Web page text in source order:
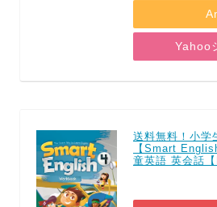
Yahoo
送料無料！小学
【Smart
童英語 英会話【